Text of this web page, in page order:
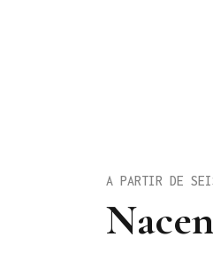
A PARTIR DE